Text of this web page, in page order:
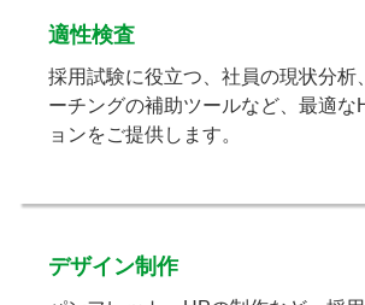
適性検査
採用試験に役立つ、社員の現状分析
ーチングの補助ツールなど、最適な
ョンをご提供します。
デザイン制作